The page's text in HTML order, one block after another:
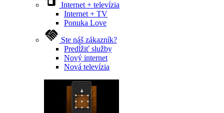
Internet + televízia
Internet + TV
Ponuka Love
Ste náš zákazník?
Predĺžiť služby
Nový internet
Nová televízia